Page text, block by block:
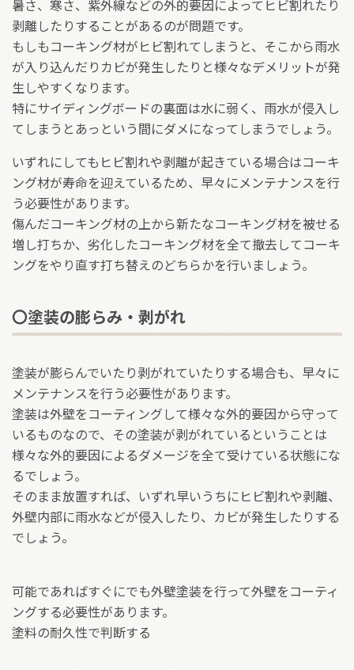
暑さ、寒さ、紫外線などの外的要因によってヒビ割れたり
剥離したりすることがあるのが問題です。
もしもコーキング材がヒビ割れてしまうと、そこから雨水
が入り込んだりカビが発生したりと様々なデメリットが発
生しやすくなります。
特にサイディングボードの裏面は水に弱く、雨水が侵入し
てしまうとあっという間にダメになってしまうでしょう。
いずれにしてもヒビ割れや剥離が起きている場合はコーキ
ング材が寿命を迎えているため、早々にメンテナンスを行
う必要性があります。
傷んだコーキング材の上から新たなコーキング材を被せる
増し打ちか、劣化したコーキング材を全て撤去してコーキ
ングをやり直す打ち替えのどちらかを行いましょう。
〇塗装の膨らみ・剥がれ
塗装が膨らんでいたり剥がれていたりする場合も、早々に
メンテナンスを行う必要性があります。
塗装は外壁をコーティングして様々な外的要因から守って
いるものなので、その塗装が剥がれているということは
様々な外的要因によるダメージを全て受けている状態にな
るでしょう。
そのまま放置すれば、いずれ早いうちにヒビ割れや剥離、
外壁内部に雨水などが侵入したり、カビが発生したりする
でしょう。
可能であればすぐにでも外壁塗装を行って外壁をコーティ
ングする必要性があります。
塗料の耐久性で判断する